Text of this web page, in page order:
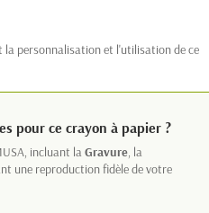
la personnalisation et l'utilisation de ce
pour ce crayon à papier ?
incluant laGravure, la
une reproduction fidèle de votre